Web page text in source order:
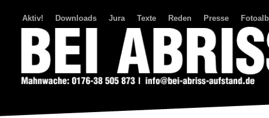
Aktiv! Downloads Jura Texte Reden Presse